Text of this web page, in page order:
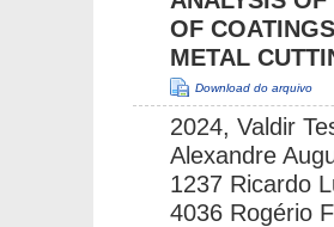
OF
METAL
Download do arquivo
2024, Valdir
Alexandre
1237 Ricardo
4036 Rogério